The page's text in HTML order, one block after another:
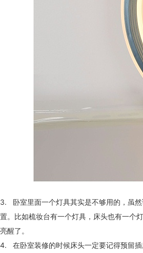
3. 卧室里面一个灯具其实是不够用的，虽
置。比如梳妆台有一个灯具，床头也有一
亮醒了。
4. 在卧室装修的时候床头一定要记得预留插座